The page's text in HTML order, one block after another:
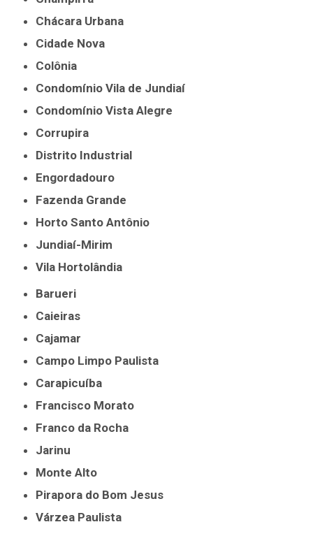
Chácara Urbana
Cidade Nova
Colônia
Condomínio Vila de Jundiaí
Condomínio Vista Alegre
Corrupira
Distrito Industrial
Engordadouro
Fazenda Grande
Horto Santo Antônio
Jundiaí-Mirim
Vila Hortolândia
Barueri
Caieiras
Cajamar
Campo Limpo Paulista
Carapicuíba
Francisco Morato
Franco da Rocha
Jarinu
Monte Alto
Pirapora do Bom Jesus
Várzea Paulista